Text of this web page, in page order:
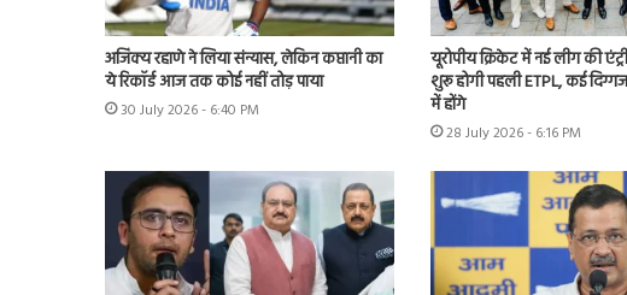
अजिंक्य रहाणे ने लिया संन्यास, लेकिन कप्तानी का
ये रिकॉर्ड आज तक कोई नहीं तोड़ पाया
30 July 2026 - 6:40 PM
यूरोपीय क्रिकेट में नई लीग की
शुरू होगी पहली ETPL, कई
में होंगे
28 July 2026 - 6:16 PM